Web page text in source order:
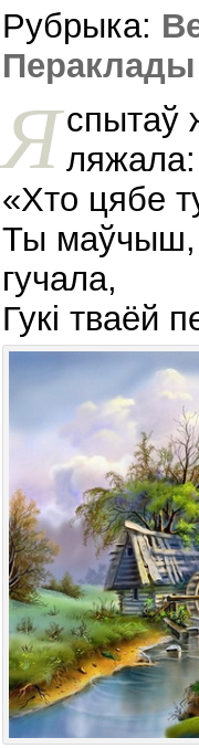
Рубрыка:
Яспытаў
ляжала:
«Хто цябе
Ты маўчыш,
гучала,
Гукi тваёй